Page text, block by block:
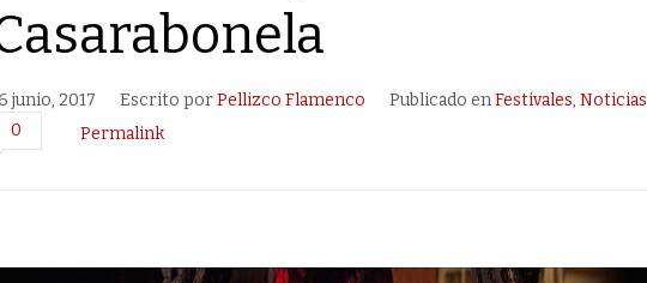
junio, 2017 Escrito porPellizco Flamenco Publicado enFestivales,Noticias
0
Permalink